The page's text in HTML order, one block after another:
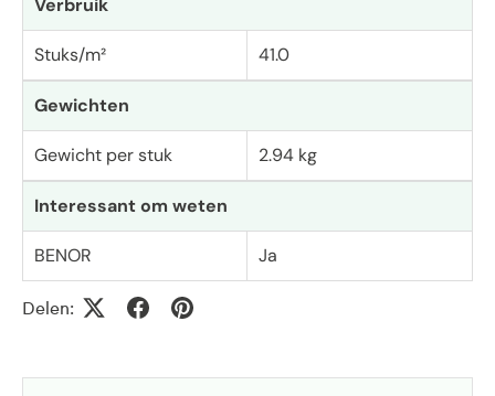
Verbruik
Stuks/m² 41.0
Gewichten
Gewicht per stuk 2.94 kg
Interessant om weten
BENOR Ja
Delen: